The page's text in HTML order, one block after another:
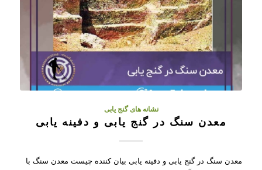
نشانه های گنج یابی
معدن سنگ در گنج یابی و دفینه یابی
معدن سنگ در گنج یابی و دفینه یابی بیان کننده چیست معدن سنگ با